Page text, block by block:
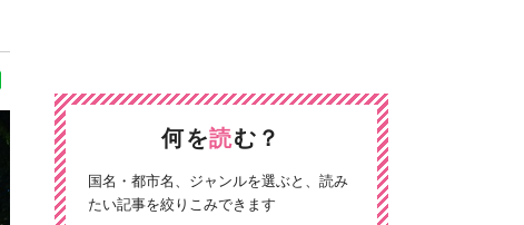
何を読む？
国名・都市名、ジャンルを選ぶと、読み
たい記事を絞りこみできます